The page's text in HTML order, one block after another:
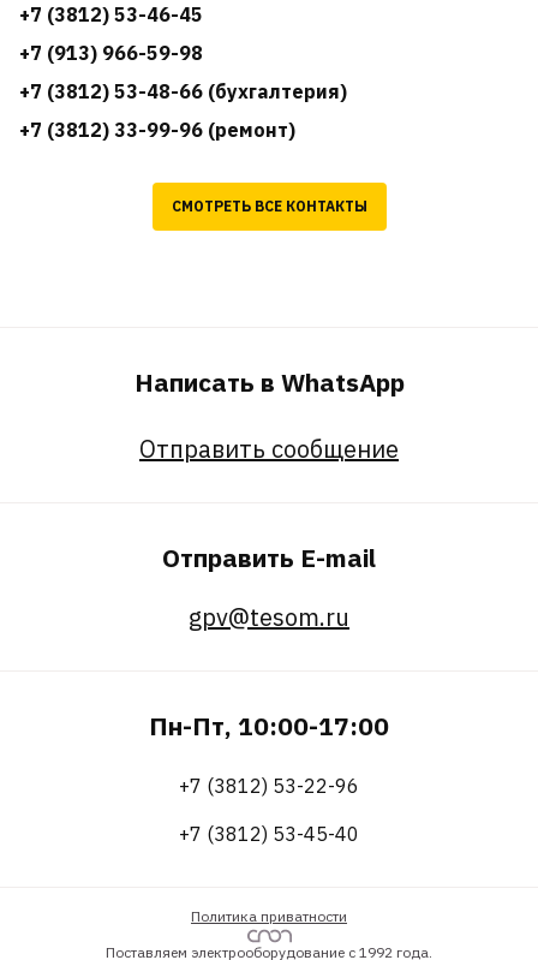
+7 (3812) 53-46-45
+7 (913) 966-59-98
+7 (3812) 53-48-66 (бухгалтерия)
+7 (3812) 33-99-96 (ремонт)
СМОТРЕТЬ ВСЕ КОНТАКТЫ
Написать в WhatsApp
Отправить сообщение
Отправить E-mail
gpv@tesom.ru
Пн-Пт, 10:00-17:00
+7 (3812) 53-22-96
+7 (3812) 53-45-40
Политика приватности
Поставляем электрооборудование с 1992 года.